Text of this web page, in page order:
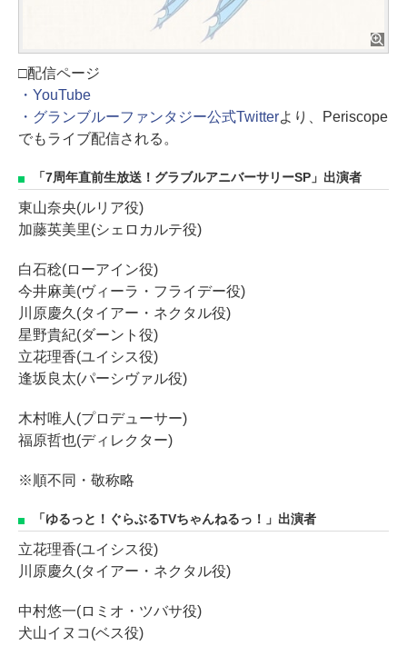
□配信ページ
・YouTube
・グランブルーファンタジー公式Twitterより、Periscope
でもライブ配信される。
「7周年直前生放送！グラブルアニバーサリーSP」出演者
東山奈央(ルリア役)
加藤英美里(シェロカルテ役)
白石稔(ローアイン役)
今井麻美(ヴィーラ・フライデー役)
川原慶久(タイアー・ネクタル役)
星野貴紀(ダーント役)
立花理香(ユイシス役)
逢坂良太(パーシヴァル役)
木村唯人(プロデューサー)
福原哲也(ディレクター)
※順不同・敬称略
「ゆるっと！ぐらぶるTVちゃんねるっ！」出演者
立花理香(ユイシス役)
川原慶久(タイアー・ネクタル役)
中村悠一(ロミオ・ツバサ役)
犬山イヌコ(ベス役)